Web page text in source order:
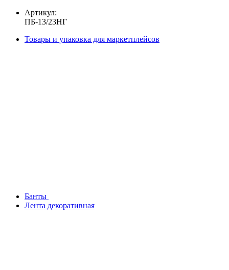
Артикул:
ПБ-13/23НГ
Товары и упаковка для маркетплейсов
Банты
Лента декоративная